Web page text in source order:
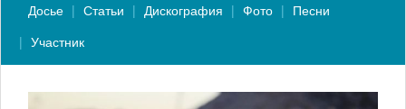
Досье Статьи Дискография Фото
Песни
Участник